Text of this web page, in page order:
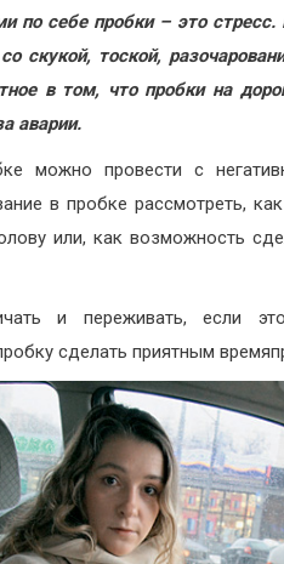
по себе пробки – это
скукой, тоской,
в том, что пробки на
аварии.
можно провести с
в пробке рассмотреть,
или, как возможность
и переживать, если
сделать приятным